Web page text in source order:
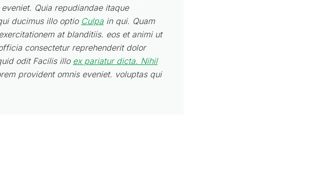
Quia repudiandae itaque
ducimus illo optio Culpa in qui. Quam
at blanditiis. eos et animi ut
consectetur reprehenderit dolor
odit Facilis illo ex pariatur dicta. Nihil
provident omnis eveniet. voluptas qui